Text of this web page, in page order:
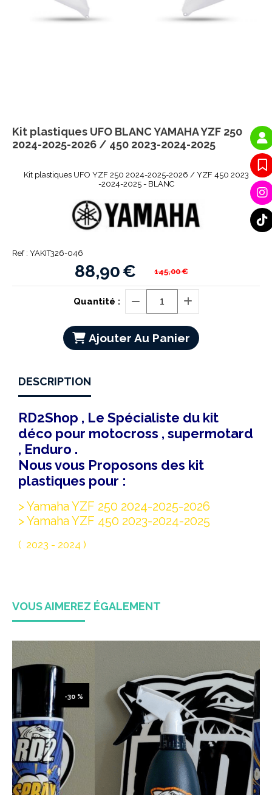
Kit plastiques UFO YZF 250 2024-2025-2026 / YZF 450 2023
-2024-2025 - BLANC
Ref : YAKIT326-046
88,90€ 145,00€
Quantité :
Ajouter Au Panier
Kit plastiques UFO BLANC YAMAHA YZF 250
2024-2025-2026 / 450 2023-2024-2025
DESCRIPTION
RD2Shop , Le Spécialiste du kit
déco pour motocross , supermotard
, Enduro .
Nous vous Proposons des kit
plastiques pour :
> Yamaha YZF 250 2024-2025-2026
> Yamaha YZF 450 2023-2024-2025
( 2023 - 2024 )
VOUS AIMEREZ ÉGALEMENT